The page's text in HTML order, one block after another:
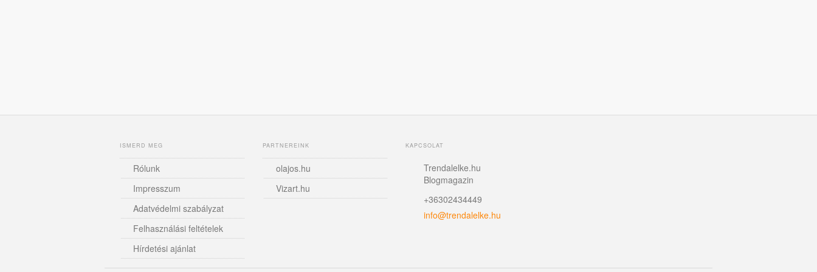
ISMERD MEG
Rólunk
Impresszum
Adatvédelmi szabályzat
Felhasználási feltételek
Hírdetési ajánlat
PARTNEREINK
olajos.hu
Vizart.hu
KAPCSOLAT
Trendalelke.hu
Blogmagazin
+36302434449
info@trendalelke.hu